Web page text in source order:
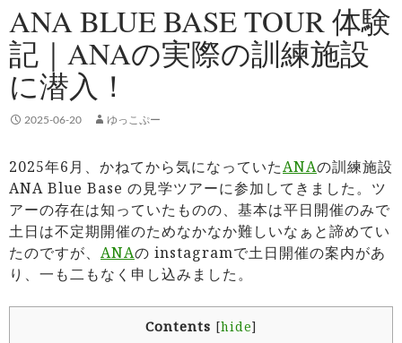
ANA BLUE BASE TOUR 体験
記｜ANAの実際の訓練施設
に潜入！
2025-06-20 ゆっこぷー
2025年6月、かねてから気になっていたANAの訓練施設
ANA Blue Base の見学ツアーに参加してきました。ツ
アーの存在は知っていたものの、基本は平日開催のみで
土日は不定期開催のためなかなか難しいなぁと諦めてい
たのですが、 ANAの instagramで土日開催の案内があ
り、一も二もなく申し込みました。
Contents [hide]